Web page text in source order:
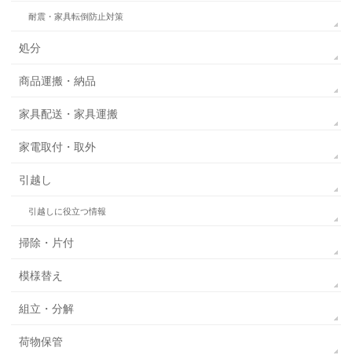
耐震・家具転倒防止対策
処分
商品運搬・納品
家具配送・家具運搬
家電取付・取外
引越し
引越しに役立つ情報
掃除・片付
模様替え
組立・分解
荷物保管